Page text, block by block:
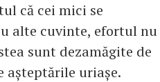
că cei mici se
alte cuvinte, efortul nu
sunt dezamăgite de
așteptările uriașe.